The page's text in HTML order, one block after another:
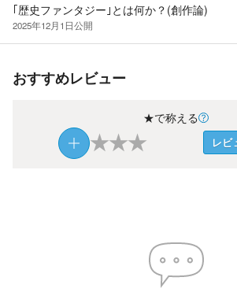
｢歴史ファンタジー｣とは何か？(創作論)
2025年12月1日公開
おすすめレビュー
★で称える
★★★ レビ